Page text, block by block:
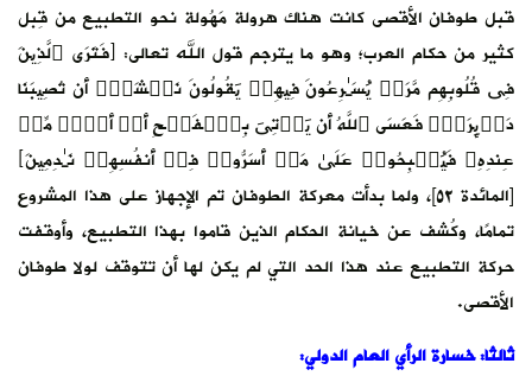
قبل طوفان الأقصى كانت هناك هرولة مَهُولة نحو التطبيع من قِبل
كثير من حكام العرب؛ وهو ما يترجم قول الله تعالى: ﴿فَتَرَى ٱلَّذِینَ
فِی قُلُوبِهِم مَّرَضࣱ یُسَـٰرِعُونَ فِیهِمۡ یَقُولُونَ نَخۡشَىٰۤ أَن تُصِیبَنَا
دَاۤىِٕرَةࣱۚ فَعَسَى ٱللَّهُ أَن یَأۡتِیَ بِٱلۡفَتۡحِ أَوۡ أَمۡرࣲ مِّنۡ
عِندِهِۦ فَیُصۡبِحُوا۟ عَلَىٰ مَاۤ أَسَرُّوا۟ فِیۤ أَنفُسِهِمۡ نَـٰدِمِینَ﴾
[المائدة ٥٢]، ولما بدأت معركة الطوفان تم الإجهاز على هذا المشروع
تمامًا، وكُشف عن خيانة الحكام الذين قاموا بهذا التطبيع، وأوقفت
حركة التطبيع عند هذا الحد التي لم يكن لها أن تتوقف لولا طوفان
الأقصى.
ثالثا: خسارة الرأي العام الدولي: